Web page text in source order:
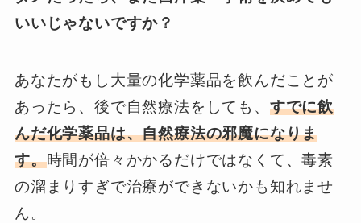
いいじゃないですか？
あなたがもし大量の化学薬品を飲んだことが
あったら、後で自然療法をしても、 すでに飲
んだ化学薬品は、自然療法の邪魔になりま
す。時間が倍々かかるだけではなくて、毒素
の溜まりすぎで治療ができないかも知れませ
ん。